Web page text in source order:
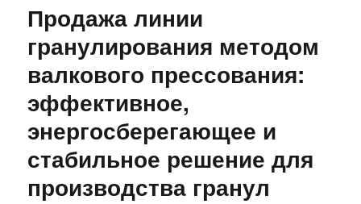
Продажа линии
гранулирования методом
валкового прессования:
эффективное,
энергосберегающее и
стабильное решение для
производства гранул